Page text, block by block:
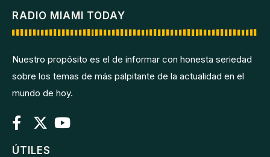
RADIO MIAMI TODAY
Nuestro propósito es el de informar con honesta seriedad
sobre los temas de más palpitante de la actualidad en el
mundo de hoy.
ÚTILES